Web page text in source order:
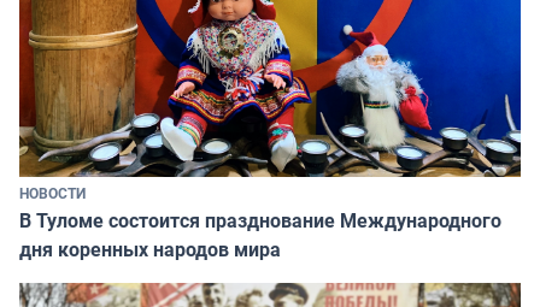
НОВОСТИ
В Туломе состоится празднование Международного
дня коренных народов мира